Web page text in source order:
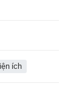
ích